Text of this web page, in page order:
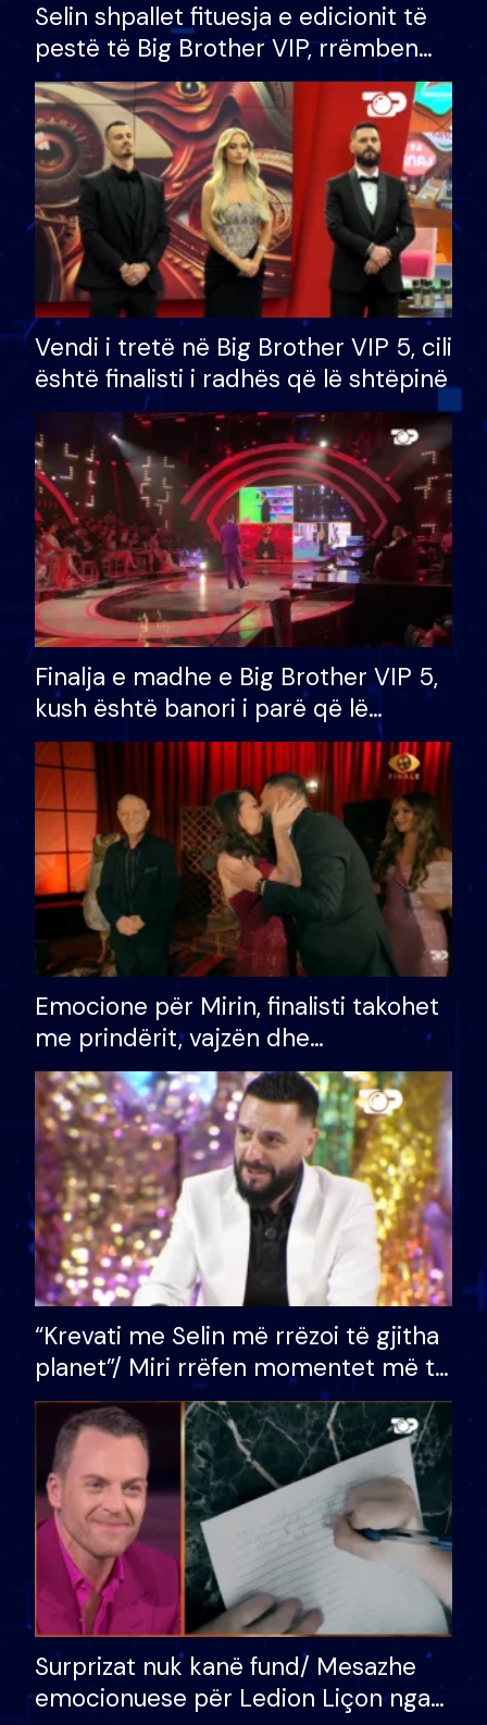
Selin shpallet fituesja e edicionit të
pestë të Big Brother VIP, rrëmben
çmimin e madh prej 100 mijë eurosh
Vendi i tretë në Big Brother VIP 5, cili
është finalisti i radhës që lë shtëpinë
Finalja e madhe e Big Brother VIP 5,
kush është banori i parë që lë
shtëpinë dhe humb mundësinë për
të fituar çmimin e madh
Emocione për Mirin, finalisti takohet
me prindërit, vajzën dhe
bashkëshorten: S’kemi ndonjë letër
divorci apo jo?
“Krevati me Selin më rrëzoi të gjitha
planet”/ Miri rrëfen momentet më të
bukura në shtëpinë e BB VIP: Do më
mungojë zilja e mëngjesit kur…
Surprizat nuk kanë fund/ Mesazhe
emocionuese për Ledion Liçon nga